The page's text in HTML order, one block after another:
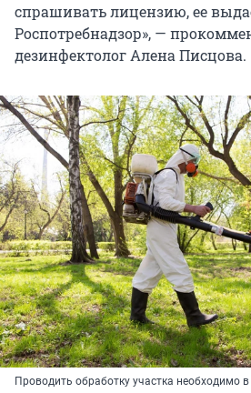
спрашивать лицензию, ее
Роспотребнадзор», —
дезинфектолог Алена Писцова.
Проводить обработку участка необходимо